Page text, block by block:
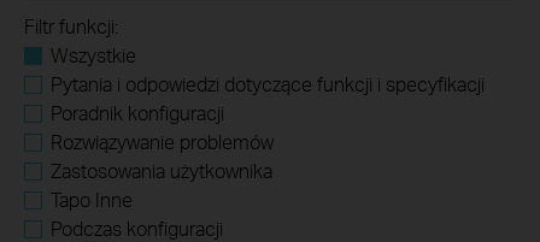
Filtr funkcji:
Wszystkie
Pytania i odpowiedzi dotyczące funkcji i specyfikacji
Poradnik konfiguracji
Rozwiązywanie problemów
Zastosowania użytkownika
Tapo Inne
Podczas konfiguracji